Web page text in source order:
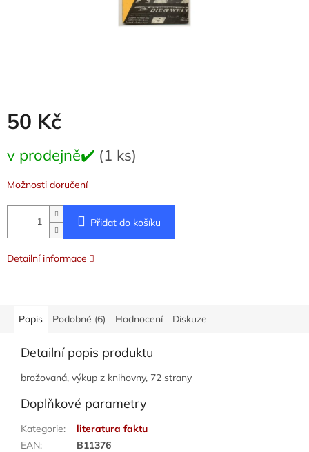
50 Kč
cena:
v prodejně✔️ (1 ks)
Možnosti doručení
Přidat do košíku
Detailní informace
Popis Podobné (6) Hodnocení Diskuze
Detailní popis produktu
brožovaná, výkup z knihovny, 72 strany
Doplňkové parametry
Kategorie:
literatura faktu
EAN:
B11376